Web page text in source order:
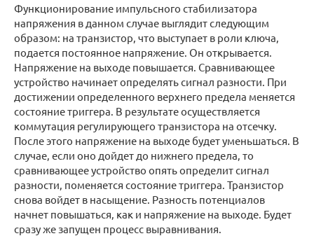
Функционирование импульсного стабилизатора
напряжения в данном случае выглядит следующим
образом: на транзистор, что выступает в роли ключа,
подается постоянное напряжение. Он открывается.
Напряжение на выходе повышается. Сравнивающее
устройство начинает определять сигнал разности. При
достижении определенного верхнего предела меняется
состояние триггера. В результате осуществляется
коммутация регулирующего транзистора на отсечку.
После этого напряжение на выходе будет уменьшаться. В
случае, если оно дойдет до нижнего предела, то
сравнивающее устройство опять определит сигнал
разности, поменяется состояние триггера. Транзистор
снова войдет в насыщение. Разность потенциалов
начнет повышаться, как и напряжение на выходе. Будет
сразу же запущен процесс выравнивания.